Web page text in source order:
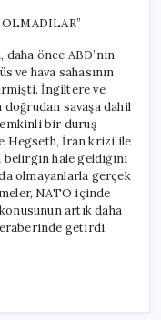
önce ABD’nin
ve hava sahasının
İngiltere ve
doğrudan savaşa dahil
bir duruş
Hegseth, İran krizi ile
hale geldiğini
olmayanlarla gerçek
NATO içinde
artık daha
getirdi.